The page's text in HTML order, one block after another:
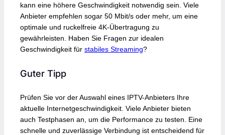
kann eine höhere Geschwindigkeit notwendig sein. Viele
Anbieter empfehlen sogar 50 Mbit/s oder mehr, um eine
optimale und ruckelfreie 4K-Übertragung zu
gewährleisten. Haben Sie Fragen zur idealen
Geschwindigkeit für stabiles Streaming?
Guter Tipp
Prüfen Sie vor der Auswahl eines IPTV-Anbieters Ihre
aktuelle Internetgeschwindigkeit. Viele Anbieter bieten
auch Testphasen an, um die Performance zu testen. Eine
schnelle und zuverlässige Verbindung ist entscheidend für